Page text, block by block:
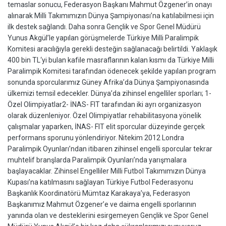
temaslar sonucu, Federasyon Başkanı Mahmut Özgener’in onayı
alınarak Milli Takımımızın Dünya Şampiyonası’na katılabilmesi için
ilk destek sağlandı. Daha sonra Gençlik ve Spor Genel Müdürü
Yunus Akgül’le yapılan görüşmelerde Türkiye Milli Paralimpik
Komitesi aracılığıyla gerekli desteğin sağlanacağı belirtildi. Yaklaşık
400 bin TL‘yi bulan kafile masraflarının kalan kısmı da Türkiye Milli
Paralimpik Komitesi tarafından ödenecek şekilde yapılan program
sonunda sporcularımız Güney Afrika’da Dünya Şampiyonasında
ülkemizi temsil edecekler. Dünya’da zihinsel engelliler sporları; 1-
Özel Olimpiyatlar2- İNAS- FIT tarafından iki ayrı organizasyon
olarak düzenleniyor. Özel Olimpiyatlar rehabilitasyona yönelik
çalışmalar yaparken, İNAS- FIT elit sporcular düzeyinde gerçek
performans sporunu yönlendiriyor. Nitekim 2012 Londra
Paralimpik Oyunları’ndan itibaren zihinsel engelli sporcular tekrar
muhtelif branşlarda Paralimpik Oyunları’nda yarışmalara
başlayacaklar. Zihinsel Engelliler Milli Futbol Takımımızın Dünya
Kupası’na katılmasını sağlayan Türkiye Futbol Federasyonu
Başkanlık Koordinatörü Mümtaz Karakaya’ya, Federasyon
Başkanımız Mahmut Özgener’e ve daima engelli sporlarının
yanında olan ve desteklerini esirgemeyen Gençlik ve Spor Genel